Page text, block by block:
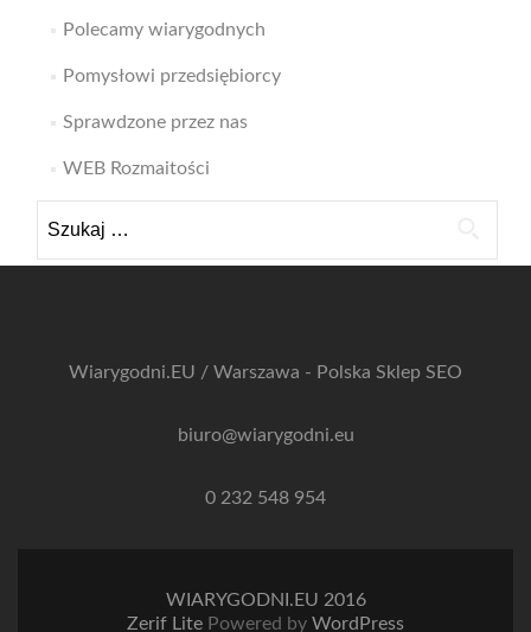
Polecamy wiarygodnych
Pomysłowi przedsiębiorcy
Sprawdzone przez nas
WEB Rozmaitości
Wiarygodni.EU / Warszawa - Polska Sklep SEO
biuro@wiarygodni.eu
0 232 548 954
WIARYGODNI.EU 2016
Zerif Lite Powered by WordPress